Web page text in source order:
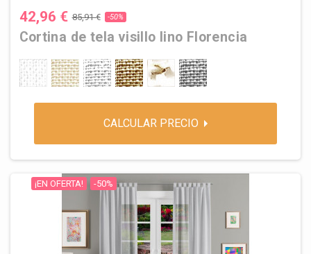
42,96 € 85,91 € -50%
Cortina de tela visillo lino Florencia
1 BLANCO2 NATURAL3 BLANCO PERLA
4 LINO 5 LINO JASPEADO
6 GRIS
CALCULAR PRECIO
¡EN OFERTA! -50%